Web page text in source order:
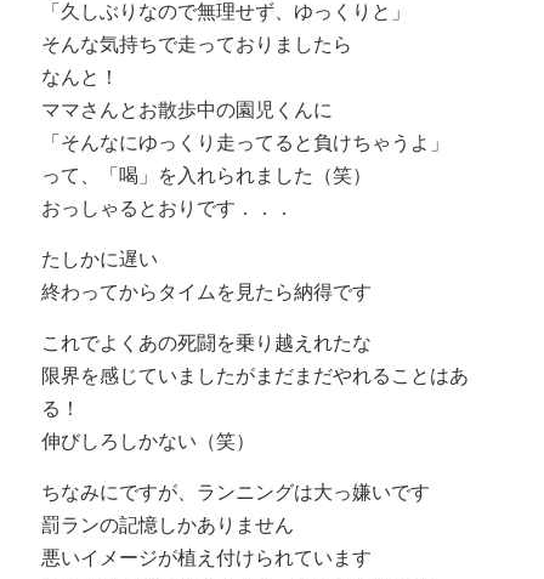
「久しぶりなので無理せず、ゆっくりと」
そんな気持ちで走っておりましたら
なんと！
ママさんとお散歩中の園児くんに
「そんなにゆっくり走ってると負けちゃうよ」
って、「喝」を入れられました（笑）
おっしゃるとおりです．．．
たしかに遅い
終わってからタイムを見たら納得です
これでよくあの死闘を乗り越えれたな
限界を感じていましたがまだまだやれることはあ
る！
伸びしろしかない（笑）
ちなみにですが、ランニングは大っ嫌いです
罰ランの記憶しかありません
悪いイメージが植え付けられています